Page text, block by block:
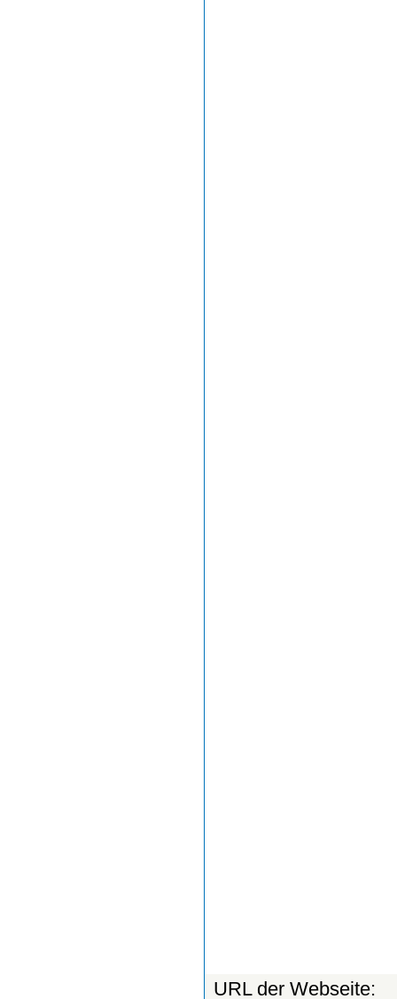
URL der Webseite: